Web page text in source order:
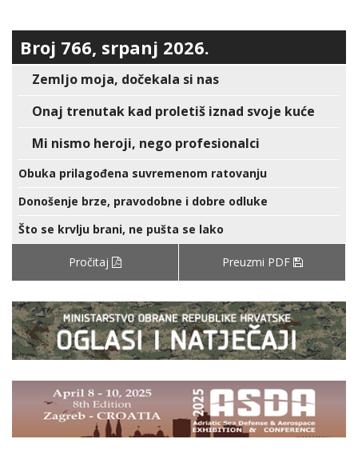
Broj 766, srpanj 2026.
Zemljo moja, dočekala si nas
Onaj trenutak kad proletiš iznad svoje kuće
Mi nismo heroji, nego profesionalci
Obuka prilagođena suvremenom ratovanju
Donošenje brze, pravodobne i dobre odluke
Što se krvlju brani, ne pušta se lako
Pročitaj Preuzmi PDF